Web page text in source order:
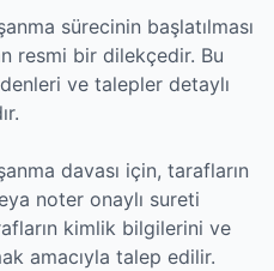
sürecinin başlatılması
resmi bir dilekçedir. Bu
ve talepler detaylı
davası için, tarafların
noter onaylı sureti
kimlik bilgilerini ve
amacıyla talep edilir.